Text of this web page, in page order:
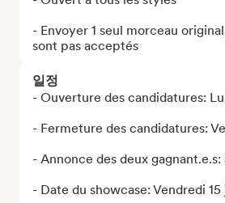
- Envoyer 1 seul morceau
sont pas acceptés
일정
- Ouverture des candidatures:
- Fermeture des candidatures:
- Annonce des deux
- Date du showcase: Vendredi